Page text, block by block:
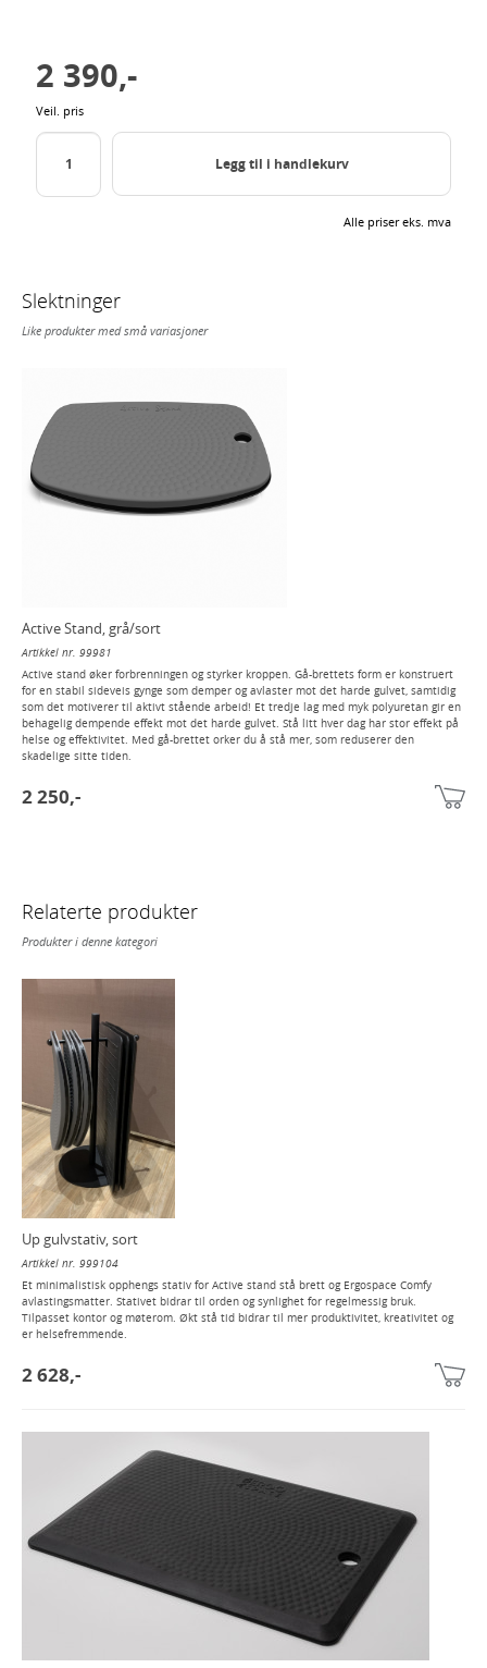
2 390,-
Veil. pris
Legg til i handlekurv
Alle priser eks. mva
Slektninger
Like produkter med små variasjoner
Active Stand, grå/sort
Artikkel nr. 99981
Active stand øker forbrenningen og styrker kroppen. Gå-brettets form er konstruert
for en stabil sideveis gynge som demper og avlaster mot det harde gulvet, samtidig
som det motiverer til aktivt stående arbeid! Et tredje lag med myk polyuretan gir en
behagelig dempende effekt mot det harde gulvet. Stå litt hver dag har stor effekt på
helse og effektivitet. Med gå-brettet orker du å stå mer, som reduserer den
skadelige sitte tiden.
2 250,-
Relaterte produkter
Produkter i denne kategori
Up gulvstativ, sort
Artikkel nr. 999104
Et minimalistisk opphengs stativ for Active stand stå brett og Ergospace Comfy
avlastingsmatter. Stativet bidrar til orden og synlighet for regelmessig bruk.
Tilpasset kontor og møterom. Økt stå tid bidrar til mer produktivitet, kreativitet og
er helsefremmende.
2 628,-